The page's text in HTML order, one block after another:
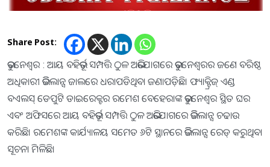
Share Post:
ଭୁବନେଶ୍ବର : ଆୟ ବହିର୍ଭୂତ ସମ୍ପତ୍ତି ଠୁଳ ଅଭିଯୋଗରେ ଭୁବନେଶ୍ବରର ଜଣେ ବରିଷ୍ଠ
ଅଧିକାରୀ ଭିଜିଲାନ୍ସ ଜାଲରେ ଧରାପଡିଥିବା ଜଣାପଡ଼ିଛି। ଫ୍ୟାକ୍ଟ୍ରିଜ୍ ଏଣ୍ଡ
ବଏଲସ୍ ଡେପୁଟି ଡାଇରେକ୍ଟର ରମେଶ ବେହେରାଙ୍କ ଭୁବନେଶ୍ବର ସ୍ଥିତ ଘର
ଏବଂ ଅଫିସରେ ଆୟ ବହିର୍ଭୂତ ସମ୍ପତ୍ତି ଠୁଳ ଅଭିଯୋଗରେ ଭିଜିଲାନ୍ସ ଚଢାଉ
କରିଛି। ରମେଶଙ୍କ କାର୍ଯ୍ୟାଳୟ ସମେତ ୬ଟି ସ୍ଥାନରେ ଭିଜିଲାନ୍ସ ରେଡ୍ କରୁଥିବା
ସୂଚନା ମିଳିଛି।